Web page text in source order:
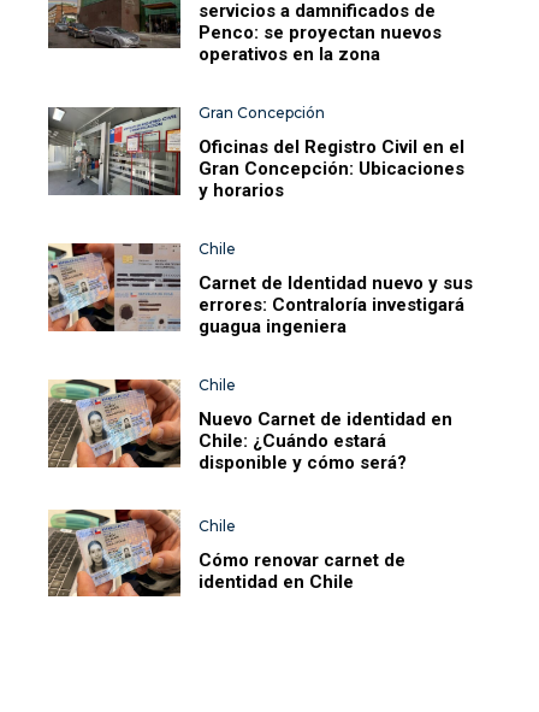
servicios a damnificados de
Penco: se proyectan nuevos
operativos en la zona
Gran Concepción
Oficinas del Registro Civil en el
Gran Concepción: Ubicaciones
y horarios
Chile
Carnet de Identidad nuevo y sus
errores: Contraloría investigará
guagua ingeniera
Chile
Nuevo Carnet de identidad en
Chile: ¿Cuándo estará
disponible y cómo será?
Chile
Cómo renovar carnet de
identidad en Chile